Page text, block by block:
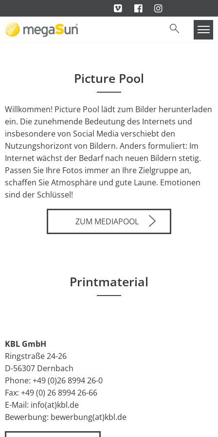
Picture Pool
Willkommen! Picture Pool lädt zum Bilder herunterladen
ein. Die zunehmende Bedeutung des Internets und
insbesondere von Social Media verschiebt den
Nutzungshorizont von Bildern. Anders formuliert: Im
Internet wächst der Bedarf nach neuen Bildern stetig.
Passen Sie Ihre Fotos immer an Ihre Zielgruppe an,
schaffen Sie Atmosphäre und gute Laune. Emotionen
sind der Schlüssel!
ZUM MEDIAPOOL
Printmaterial
KBL GmbH
Ringstraße 24-26
D-56307 Dernbach
Phone: +49 (0)26 8994 26-0
Fax: +49 (0) 26 8994 26-66
E-Mail: info(at)kbl.de
Bewerbung: bewerbung(at)kbl.de